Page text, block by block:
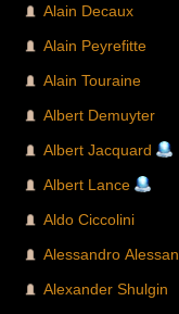
Alain Decaux
Alain Peyrefitte
Alain Touraine
Albert Demuyter
Albert Jacquard
Albert Lance
Aldo Ciccolini
Alessandro
Alexander Shulgin